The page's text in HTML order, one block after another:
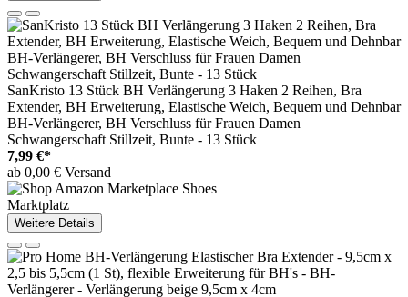
SanKristo 13 Stück BH Verlängerung 3 Haken 2 Reihen, Bra
Extender, BH Erweiterung, Elastische Weich, Bequem und Dehnbar
BH-Verlängerer, BH Verschluss für Frauen Damen
Schwangerschaft Stillzeit, Bunte - 13 Stück
7,99 €*
ab 0,00 € Versand
Marktplatz
Weitere Details